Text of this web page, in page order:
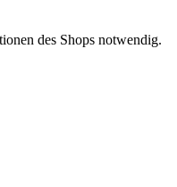
des Shops notwendig.